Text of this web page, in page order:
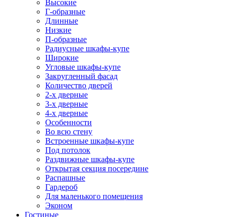
Высокие
Г-образные
Длинные
Низкие
П-образные
Радиусные шкафы-купе
Широкие
Угловые шкафы-купе
Закругленный фасад
Количество дверей
2-х дверные
3-х дверные
4-х дверные
Особенности
Во всю стену
Встроенные шкафы-купе
Под потолок
Раздвижные шкафы-купе
Открытая секция посередине
Распашные
Гардероб
Для маленького помещения
Эконом
Гостиные